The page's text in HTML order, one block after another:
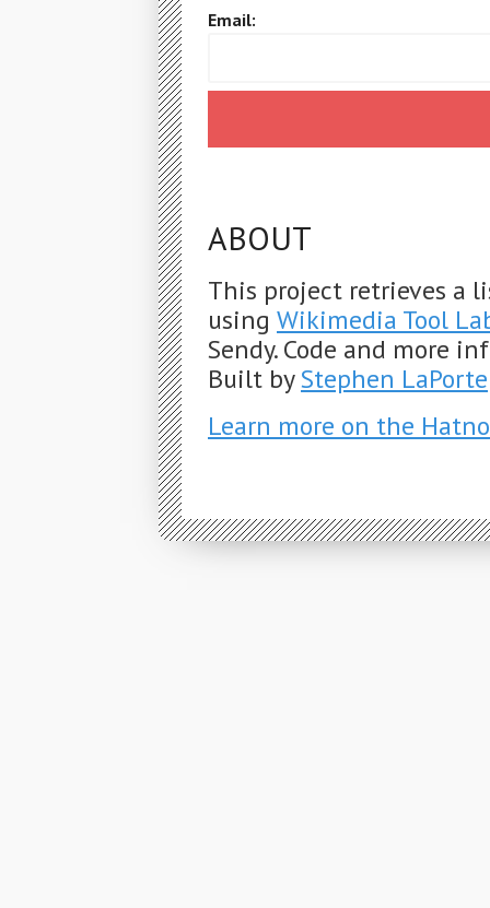
Email:
ABOUT
This project retrieves a
using Wikimedia Tool
Sendy. Code and more
Built byStephen LaPorte
Learn more on the